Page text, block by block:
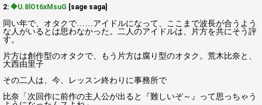
2: ◆U.8lOt6xMsuG [sage saga]
同い年で、オタクで……アイドルになって、ここまで波長が合うよう
な人がいるとは思わなかった。二人のアイドルは、片方を共にそう評
す。
片方は創作型のオタクで、もう片方は腐り型のオタク。荒木比奈と、
大西由里子
その二人は、今、レッスン終わりに事務所で
比奈「次回作に前作の主人公が出ると『難しいぞ～』って思っちゃう